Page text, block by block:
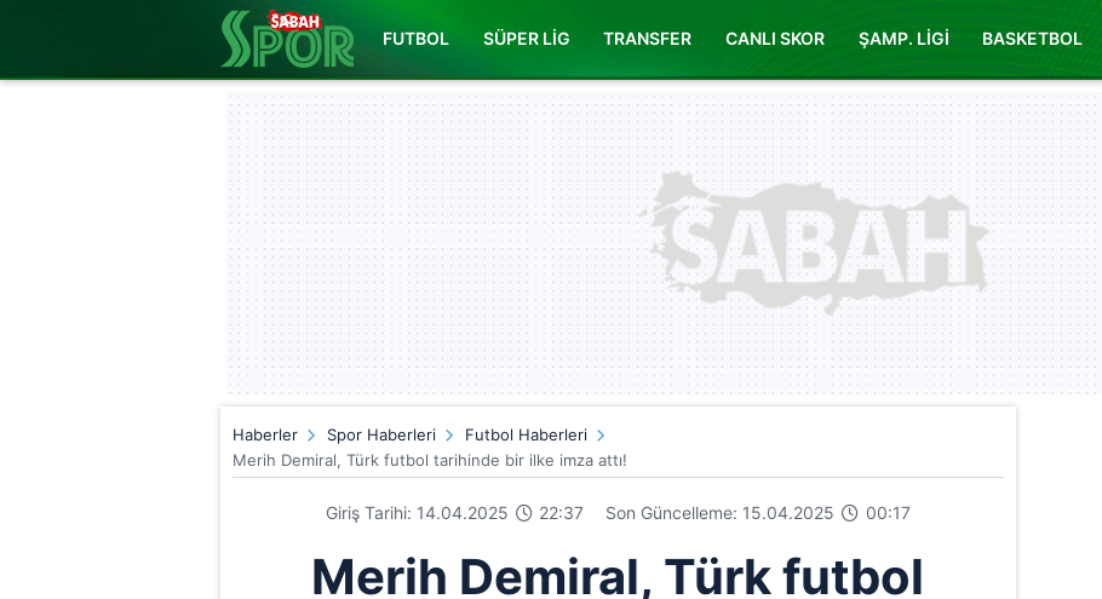
FUTBOL SÜPER LİG TRANSFER CANLI SKOR ŞAMP. LİGİ BASKETBOL
Haberler Spor Haberleri
Futbol Haberleri
Merih Demiral, Türk futbol tarihinde bir ilke imza attı!
Giriş Tarihi: 14.04.2025 22:37 Son Güncelleme: 15.04.2025 00:17
Merih Demiral, Türk futbol